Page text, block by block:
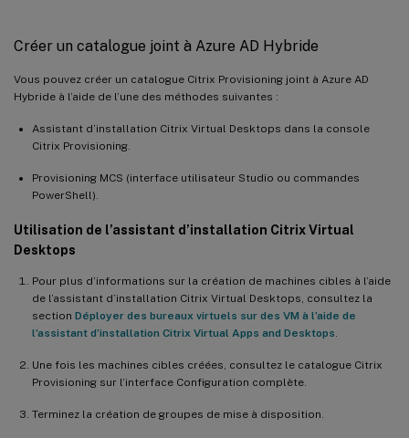
Créer un catalogue joint à Azure AD Hybride
Vous pouvez créer un catalogue Citrix Provisioning joint à Azure AD
Hybride à l’aide de l’une des méthodes suivantes :
Assistant d’installation Citrix Virtual Desktops dans la console
Citrix Provisioning.
Provisioning MCS (interface utilisateur Studio ou commandes
PowerShell).
Utilisation de l’assistant d’installation Citrix Virtual
Desktops
Pour plus d’informations sur la création de machines cibles à l’aide
de l’assistant d’installation Citrix Virtual Desktops, consultez la
section Déployer des bureaux virtuels sur des VM à l’aide de
l’assistant d’installation Citrix Virtual Apps and Desktops.
Une fois les machines cibles créées, consultez le catalogue Citrix
Provisioning sur l’interface Configuration complète.
Terminez la création de groupes de mise à disposition.